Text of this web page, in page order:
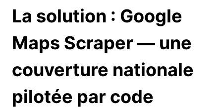
La solution : Google
Maps Scraper — une
couverture nationale
pilotée par code